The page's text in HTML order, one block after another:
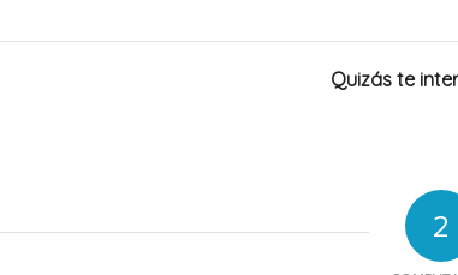
Quizás te
2